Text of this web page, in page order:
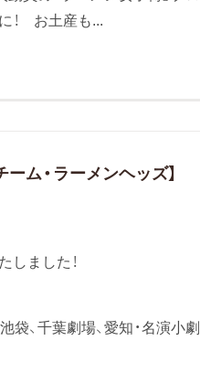
！ お土産も...
ム・ラーメンヘッズ】
しました！
袋、千葉劇場、愛知・名演小